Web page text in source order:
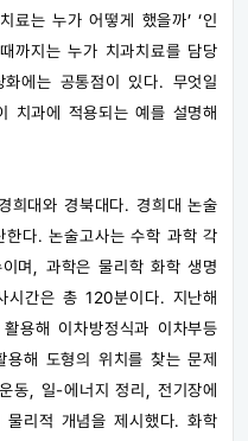
료는 누가 어떻게 했을까’ ‘인
까지는 누가 치과치료를 담당
화에는 공통점이 있다. 무엇일
치과에 적용되는 예를 설명해
희대와 경북대다. 경희대 논술
다. 논술고사는 수학 과학 각
며, 과학은 물리학 화학 생명
시간은 총 120분이다. 지난해
용해 이차방정식과 이차부등
해 도형의 위치를 찾는 문제
동, 일-에너지 정리, 전기장에
리적 개념을 제시했다. 화학